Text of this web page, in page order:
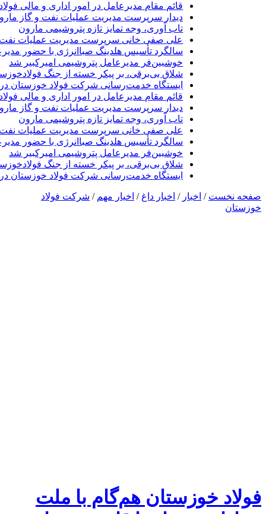
قائم مقام مدیرعامل در امور اداری و مالی
دیدار سرپرست مدیریت عملیات نفت و گاز
تاب آوری، وجه تمایز تازه پتروشیمی مارون
علی صفی خانی سرپرست مدیریت عملیات
سالگرد تأسیس هلدینگ صباانرژی با حضور
خوشبین‌فر مدیرعامل پتروشیمی امیرکبیر شد
شلاق‌ بی‌برقی، بر پیکر خسته‌ از جنگ
ایستگاه خدمت‌رسانی شرکت فولاد خوزستان
قائم مقام مدیرعامل در امور اداری و مالی
دیدار سرپرست مدیریت عملیات نفت و گاز
تاب آوری، وجه تمایز تازه پتروشیمی مارون
علی صفی خانی سرپرست مدیریت عملیات
سالگرد تأسیس هلدینگ صباانرژی با حضور
خوشبین‌فر مدیرعامل پتروشیمی امیرکبیر شد
شلاق‌ بی‌برقی، بر پیکر خسته‌ از جنگ
ایستگاه خدمت‌رسانی شرکت فولاد خوزستان
صفحه نخست / اخبار / اخبار داغ / اخیار مهم / شرکت فولاد
خوزستان
فولاد خوزستان هم‌گام با ملت